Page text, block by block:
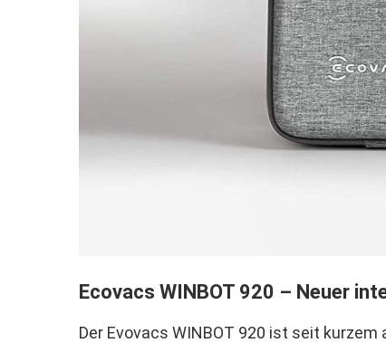
Ecovacs WINBOT 920 – Neuer
Der Evovacs WINBOT 920 ist seit